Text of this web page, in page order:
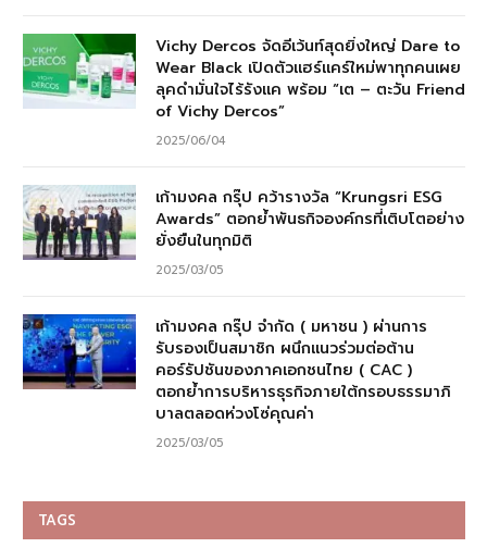
Vichy Dercos จัดอีเว้นท์สุดยิ่งใหญ่ Dare to
Wear Black เปิดตัวแฮร์แคร์ใหม่พาทุกคนเผย
ลุคดำมั่นใจไร้รังแค พร้อม “เต – ตะวัน Friend
of Vichy Dercos”
2025/06/04
เก้ามงคล กรุ๊ป คว้ารางวัล “Krungsri ESG
Awards” ตอกย้ำพันธกิจองค์กรที่เติบโตอย่าง
ยั่งยืนในทุกมิติ
2025/03/05
เก้ามงคล กรุ๊ป จำกัด ( มหาชน ) ผ่านการ
รับรองเป็นสมาชิก ผนึกแนวร่วมต่อต้าน
คอร์รัปชันของภาคเอกชนไทย ( CAC )
ตอกย้ำการบริหารธุรกิจภายใต้กรอบธรรมาภิ
บาลตลอดห่วงโซ่คุณค่า
2025/03/05
TAGS